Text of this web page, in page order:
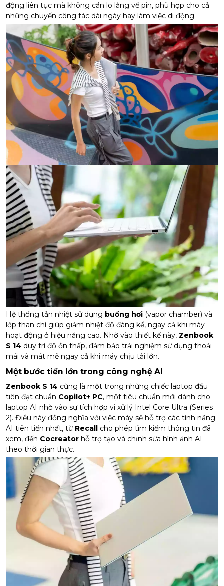
động liên tục mà không cần lo lắng về pin, phù hợp cho cả
những chuyến công tác dài ngày hay làm việc di động.
Hệ thống tản nhiệt sử dụng buồng hơi (vapor chamber) và
lớp than chì giúp giảm nhiệt độ đáng kể, ngay cả khi máy
hoạt động ở hiệu năng cao. Nhờ vào thiết kế này, Zenbook
S 14 duy trì độ ồn thấp, đảm bảo trải nghiệm sử dụng thoải
mái và mát mẻ ngay cả khi máy chịu tải lớn.
Một bước tiến lớn trong công nghệ AI
Zenbook S 14 cũng là một trong những chiếc laptop đầu
tiên đạt chuẩn Copilot+ PC, một tiêu chuẩn mới dành cho
laptop AI nhờ vào sự tích hợp vi xử lý Intel Core Ultra (Series
2). Điều này đồng nghĩa với việc máy sẽ hỗ trợ các tính năng
AI tiên tiến nhất, từ Recall cho phép tìm kiếm thông tin đã
xem, đến Cocreator hỗ trợ tạo và chỉnh sửa hình ảnh AI
theo thời gian thực.